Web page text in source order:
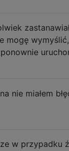
mogę
nie miałem
w przypadku